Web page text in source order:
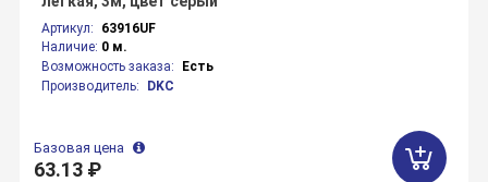
Артикул:
63916UF
Наличие: 0 м.
Возможность заказа:
Есть
Производитель:
DKC
Базовая цена
63.13 ₽